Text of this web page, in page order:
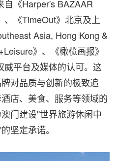
《Harper's BAZAAR
、《TimeOut》北京及上
Asia, Hong Kong &
》、《橄榄画报》
平台及媒体的认可。这
对品质与创新的极致追
店、美食、服务等领域的
门建设"世界旅游休闲中
坚定承诺。